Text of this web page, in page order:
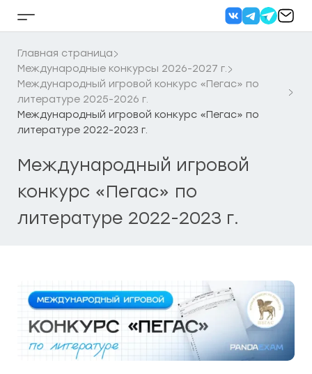
Кнопка
бокового
меню
Главная страница
Международные конкурсы 2026-2027 г.
Международный игровой конкурс «Пегас» по
литературе 2025-2026 г.
Международный игровой конкурс «Пегас» по
литературе 2022-2023 г.
Международный игровой
конкурс «Пегас» по
литературе 2022-2023 г.